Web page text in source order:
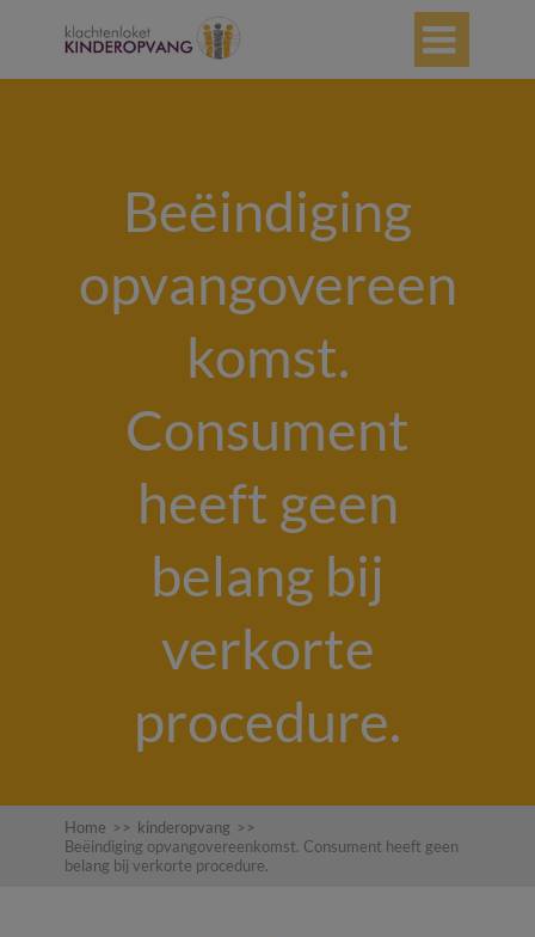

Beëindiging
opvangovereen
komst.
Consument
heeft geen
belang bij
verkorte
procedure.
Home >> kinderopvang >>
Beëindiging opvangovereenkomst. Consument heeft geen
belang bij verkorte procedure.